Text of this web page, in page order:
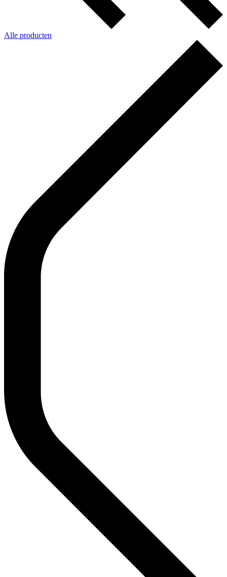
Alle producten